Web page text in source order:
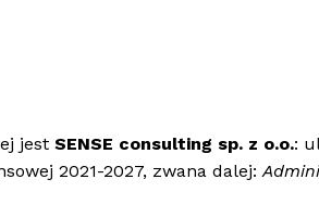
jest SENSE consulting sp. z o.o.:
2021-2027, zwana dalej: